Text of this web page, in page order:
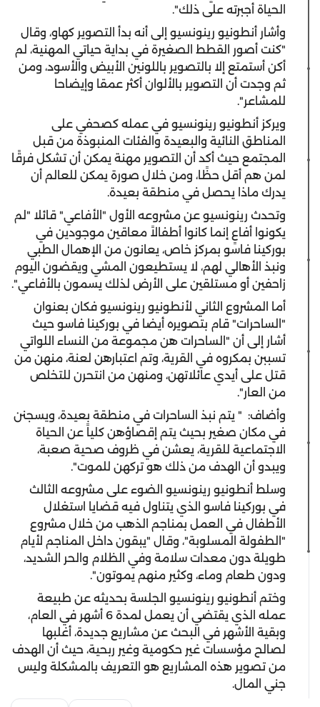
الحياة أجبرته على ذلك".
وأشار أنطونيو رينونسيو إلى أنه بدأ التصوير كهاو، وقال
"كنت أصور القطط الصغيرة في بداية حياتي المهنية، لم
أكن أستمتع إلا بالتصوير باللونين الأبيض والأسود، ومن
ثم وجدت أن التصوير بالألوان أكثر عمقا وإيضاحا
للمشاعر".
ويركز أنطونيو رينونسيو في عمله كصحفي على
المناطق النائية والبعيدة والفئات المنبوذة من قبل
المجتمع حيث أكد أن التصوير مهنة يمكن أن تشكل فرقًا
لمن هم أقل حظًا، ومن خلال صورة يمكن للعالم أن
يدرك ماذا يحصل في منطقة بعيدة.
وتحدث رينونسيو عن مشروعه الأول "الأفاعي" قائلا "لم
يكونوا أفاعٍ إنما كانوا أطفالاً معاقين موجودين في
بوركينا فاسو بمركز خاص، يعانون من الإهمال الطبي
ونبذ الأهالي لهم، لا يستطيعون المشي ويقضون اليوم
زاحفين أو مستلقين على الأرض لذلك يسمون بالأفاعي".
أما المشروع الثاني لأنطونيو رينونسيو فكان بعنوان
"الساحرات" قام بتصويره أيضا في بوركينا فاسو حيث
أشار إلى أن "الساحرات هن مجموعة من النساء اللواتي
تسببن بمكروه في القرية، وتم اعتبارهن لعنة، منهن من
قتل على أيدي عائلاتهن، ومنهن من انتحرن للتخلص
من العار".
وأضاف: " يتم نبذ الساحرات في منطقة بعيدة، ويسجنن
في مكان صغير بحيث يتم إقصاؤهن كلياً عن الحياة
الاجتماعية للقرية، يعشن في ظروف صحية صعبة،
ويبدو أن الهدف من ذلك هو تركهن للموت".
وسلط أنطونيو رينونسيو الضوء على مشروعه الثالث
في بوركينا فاسو الذي يتناول فيه قضايا استغلال
الأطفال في العمل بمناجم الذهب من خلال مشروع
"الطفولة المسلوبة"، وقال "يبقون داخل المناجم لأيام
طويلة دون معدات سلامة وفي الظلام والحر الشديد،
ودون طعام وماء، وكثير منهم يموتون".
وختم أنطونيو رينونسيو الجلسة بحديثه عن طبيعة
عمله الذي يقتضي أن يعمل لمدة 6 أشهر في العام،
وبقية الأشهر في البحث عن مشاريع جديدة، أغلبها
لصالح مؤسسات غير حكومية وغير ربحية، حيث أن الهدف
من تصوير هذه المشاريع هو التعريف بالمشكلة وليس
جني المال.